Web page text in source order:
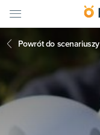
Powrót do scenariuszy